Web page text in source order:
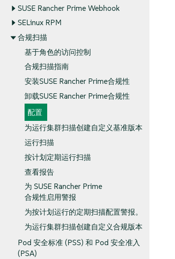
SUSE Rancher Prime Webhook
SELinux RPM
合规扫描
基于角色的访问控制
合规扫描指南
安装SUSE Rancher Prime合规性
卸载SUSE Rancher Prime合规性
配置
为运行集群扫描创建自定义基准版本
运行扫描
按计划定期运行扫描
查看报告
为 SUSE Rancher Prime
合规性启用警报
为按计划运行的定期扫描配置警报。
为运行集群扫描创建自定义合规版本
Pod 安全标准 (PSS) 和 Pod 安全准入
(PSA)